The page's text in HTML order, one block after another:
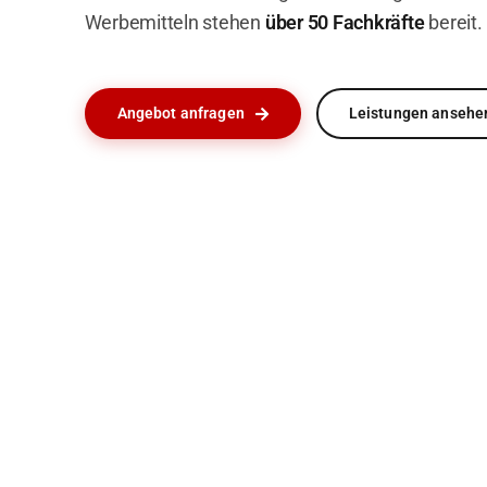
Werbemitteln stehen über 50 Fachkräftebereit.
Angebot anfragen Leistungen